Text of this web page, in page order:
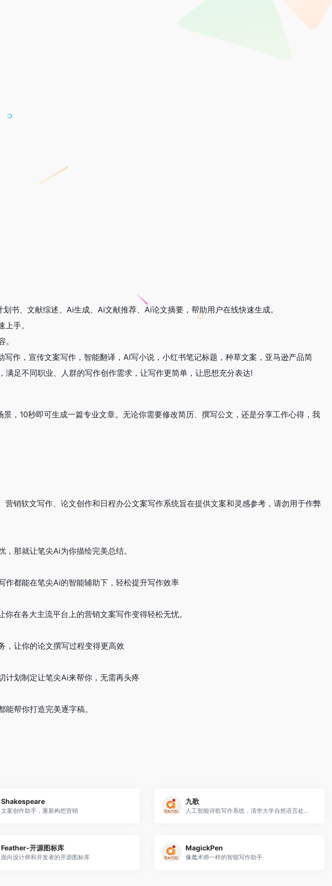
书、文献综述、Ai生成、Ai文献推荐、Ai论文摘要，帮助用户在线快速生成。
手。
作，宣传文案写作，智能翻译，AI写小说，小红书笔记标题，种草文案，亚马逊产品简
足不同职业、人群的写作创作需求，让写作更简单，让思想充分表达!
，10秒即可生成一篇专业文章。无论你需要修改简历、撰写公文，还是分享工作心得，我
销软文写作、论文创作和日程办公文案写作系统旨在提供文案和灵感参考，请勿用于作弊
那就让笔尖Ai为你描绘完美总结。
作都能在笔尖Ai的智能辅助下，轻松提升写作效率
在各大主流平台上的营销文案写作变得轻松无忧。
，让你的论文撰写过程变得更高效
计划制定让笔尖Ai来帮你，无需再头疼
帮你打造完美逐字稿。
Shakespeare
文案创作助手，重新构想营销
九歌
人工智能诗歌写作系统，清华大学自然语言处理与社会人文计算实验室推出的。
Feather-开源图标库
面向设计师和开发者的开源图标库
MagickPen
像魔术师一样的智能写作助手